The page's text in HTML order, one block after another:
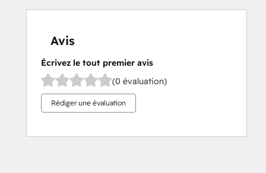
Avis
Écrivez le tout premier avis
(0 évaluation)
Rédiger une évaluation